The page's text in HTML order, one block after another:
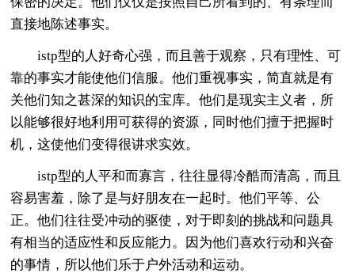
直接地陈述事实。
istp型的人好奇心强，而且善于观察，只有理性、可
靠的事实才能使他们信服。他们重视事实，简直就是有
关他们知之甚深的知识的宝库。他们是现实主义者，所
以能够很好地利用可获得的资源，同时他们擅于把握时
机，这使他们变得很讲求实效。
istp型的人平和而寡言，往往显得冷酷而清高，而且
容易害羞，除了是与好朋友在一起时。他们平等、公
正。他们往往受冲动的驱使，对于即刻的挑战和问题具
有相当的适应性和反应能力。因为他们喜欢行动和兴奋
的事情，所以他们乐于户外活动和运动。